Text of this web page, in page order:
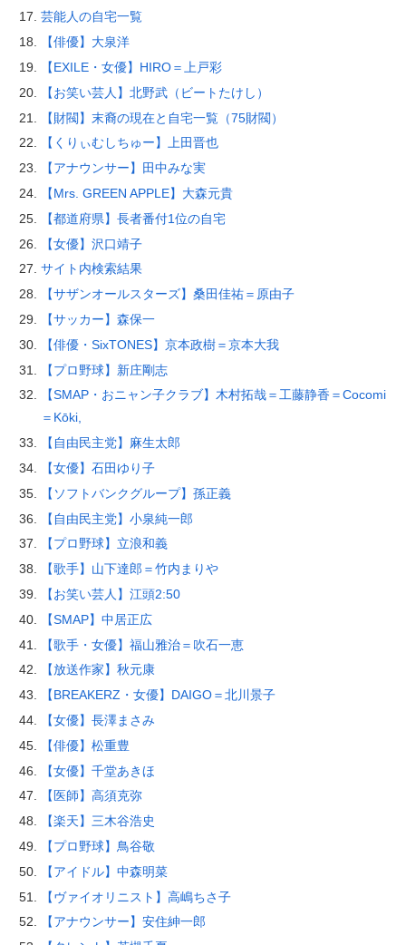
芸能人の自宅一覧
【俳優】大泉洋
【EXILE・女優】HIRO＝上戸彩
【お笑い芸人】北野武（ビートたけし）
【財閥】末裔の現在と自宅一覧（75財閥）
【くりぃむしちゅー】上田晋也
【アナウンサー】田中みな実
【Mrs. GREEN APPLE】大森元貴
【都道府県】長者番付1位の自宅
【女優】沢口靖子
サイト内検索結果
【サザンオールスターズ】桑田佳祐＝原由子
【サッカー】森保一
【俳優・SixTONES】京本政樹＝京本大我
【プロ野球】新庄剛志
【SMAP・おニャン子クラブ】木村拓哉＝工藤静香＝Cocomi
＝Kōki,
【自由民主党】麻生太郎
【女優】石田ゆり子
【ソフトバンクグループ】孫正義
【自由民主党】小泉純一郎
【プロ野球】立浪和義
【歌手】山下達郎＝竹内まりや
【お笑い芸人】江頭2:50
【SMAP】中居正広
【歌手・女優】福山雅治＝吹石一恵
【放送作家】秋元康
【BREAKERZ・女優】DAIGO＝北川景子
【女優】長澤まさみ
【俳優】松重豊
【女優】千堂あきほ
【医師】高須克弥
【楽天】三木谷浩史
【プロ野球】鳥谷敬
【アイドル】中森明菜
【ヴァイオリニスト】高嶋ちさ子
【アナウンサー】安住紳一郎